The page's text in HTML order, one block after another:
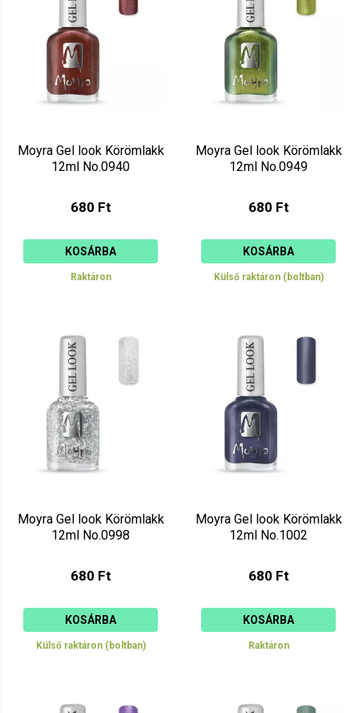
Moyra Gel look Körömlakk
12ml No.0940
680 Ft
KOSÁRBA
Raktáron
Moyra Gel look Körömlakk
12ml No.0949
680 Ft
KOSÁRBA
Külső raktáron (boltban)
Moyra Gel look Körömlakk
12ml No.0998
680 Ft
KOSÁRBA
Külső raktáron (boltban)
Moyra Gel look Körömlakk
12ml No.1002
680 Ft
KOSÁRBA
Raktáron